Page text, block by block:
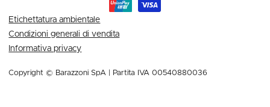
Etichettatura ambientale
Condizioni generali di vendita
Informativa privacy
Copyright © Barazzoni SpA | Partita IVA 00540880036